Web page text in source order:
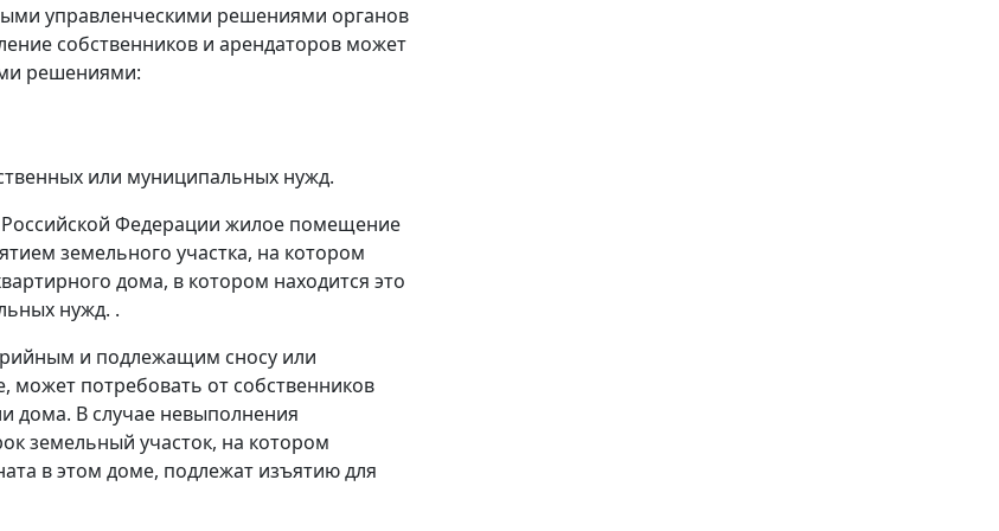
управленческими решениями органов
собственников и арендаторов может
решениями:
или муниципальных нужд.
Российской Федерации жилое помещение
земельного участка, на котором
дома, в котором находится это
нужд. .
и подлежащим сносу или
может потребовать от собственников
дома. В случае невыполнения
земельный участок, на котором
в этом доме, подлежат изъятию для